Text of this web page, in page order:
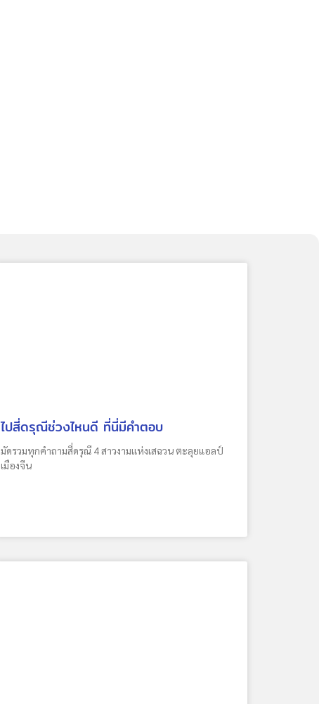
ไปสี่ดรุณีช่วงไหนดี ที่นี่มีคำตอบ
มัดรวมทุกคำถามสี่ดรุณี 4 สาวงามแห่งเสฉวน ตะลุยแอลป์
เมืองจีน